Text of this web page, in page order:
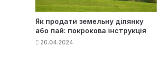
Як продати земельну ділянку
або пай: покрокова інструкція
20.04.2024